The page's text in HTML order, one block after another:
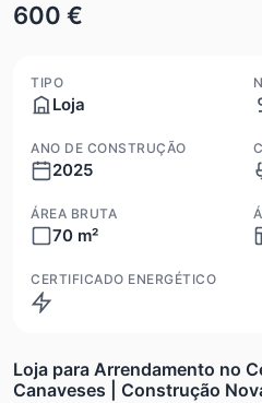
600 €
TIPO
Loja
ANO DE CONSTRUÇÃO
2025
ÁREA BRUTA
70 m²
CERTIFICADO ENERGÉTICO
Loja para Arrendamento no
Canaveses | Construção